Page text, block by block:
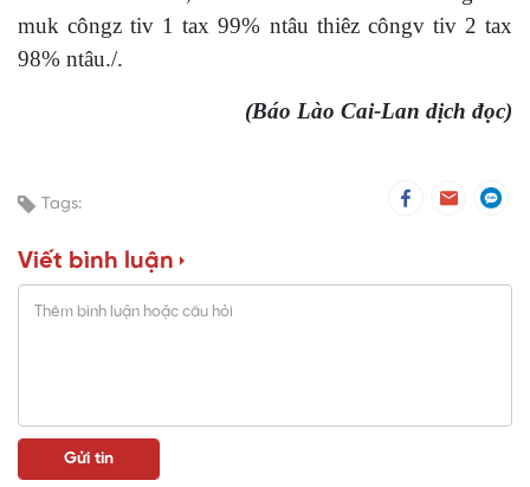
muk côngz tiv 1 tax 99% ntâu thiêz côngv tiv 2 tax
98% ntâu./.
(Báo Lào Cai-Lan dịch đọc)
Tags:
Viết bình luận